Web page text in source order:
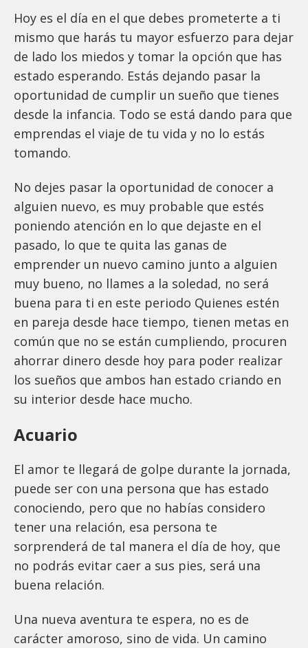
Hoy es el día en el que debes prometerte a ti
mismo que harás tu mayor esfuerzo para dejar
de lado los miedos y tomar la opción que has
estado esperando. Estás dejando pasar la
oportunidad de cumplir un sueño que tienes
desde la infancia. Todo se está dando para que
emprendas el viaje de tu vida y no lo estás
tomando.
No dejes pasar la oportunidad de conocer a
alguien nuevo, es muy probable que estés
poniendo atención en lo que dejaste en el
pasado, lo que te quita las ganas de
emprender un nuevo camino junto a alguien
muy bueno, no llames a la soledad, no será
buena para ti en este periodo Quienes estén
en pareja desde hace tiempo, tienen metas en
común que no se están cumpliendo, procuren
ahorrar dinero desde hoy para poder realizar
los sueños que ambos han estado criando en
su interior desde hace mucho.
Acuario
El amor te llegará de golpe durante la jornada,
puede ser con una persona que has estado
conociendo, pero que no habías considero
tener una relación, esa persona te
sorprenderá de tal manera el día de hoy, que
no podrás evitar caer a sus pies, será una
buena relación.
Una nueva aventura te espera, no es de
carácter amoroso, sino de vida. Un camino